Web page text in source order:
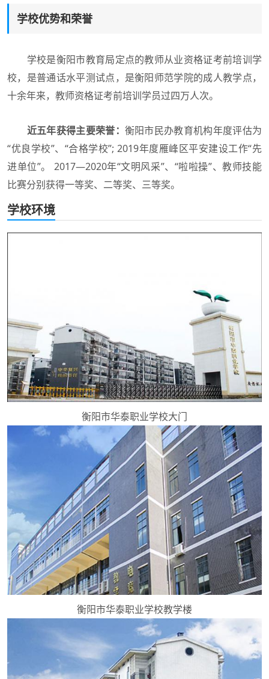
学校优势和荣誉
学校是衡阳市教育局定点的教师从业资格证考前培训学
校，是普通话水平测试点，是衡阳师范学院的成人教学点，
十余年来，教师资格证考前培训学员过四万人次。
近五年获得主要荣誉： 衡阳市民办教育机构年度评估为
“优良学校”、“合格学校”; 2019年度雁峰区平安建设工作“先
进单位”。 2017—2020年“文明风采”、“啦啦操”、教师技能
比赛分别获得一等奖、二等奖、三等奖。
学校环境
衡阳市华泰职业学校大门
衡阳市华泰职业学校教学楼